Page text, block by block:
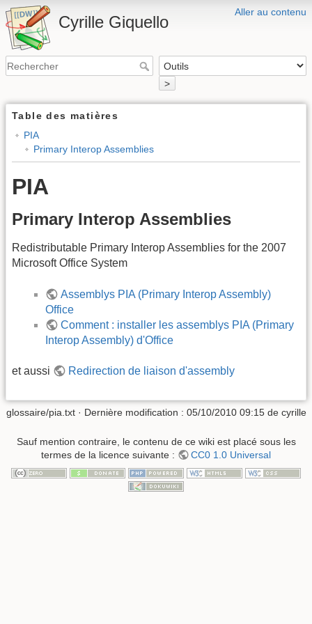
Aller au contenu
Cyrille Giquello
>
Table des matières
PIA
Primary Interop Assemblies
PIA
Primary Interop Assemblies
Redistributable Primary Interop Assemblies for the 2007
Microsoft Office System
Assemblys PIA (Primary Interop Assembly)
Office
Comment : installer les assemblys PIA (Primary
Interop Assembly) d'Office
et aussi Redirection de liaison d'assembly
glossaire/pia.txt · Dernière modification : 05/10/2010 09:15 de cyrille
Sauf mention contraire, le contenu de ce wiki est placé sous les
termes de la licence suivante :
CC0 1.0 Universal